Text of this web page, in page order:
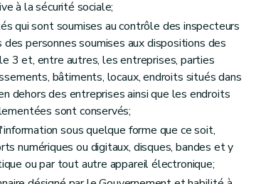
administratives en cas d'obstacle au contrôle
- Décret du 29 avril 2024, art.18)
à la sécurité sociale;
qui sont soumises au contrôle des inspecteurs
personnes soumises aux dispositions des
3 et, entre autres, les entreprises, parties
bâtiments, locaux, endroits situés dans
dehors des entreprises ainsi que les endroits
sont conservés;
sous quelque forme que ce soit,
numériques ou digitaux, disques, bandes et y
ou par tout autre appareil électronique;